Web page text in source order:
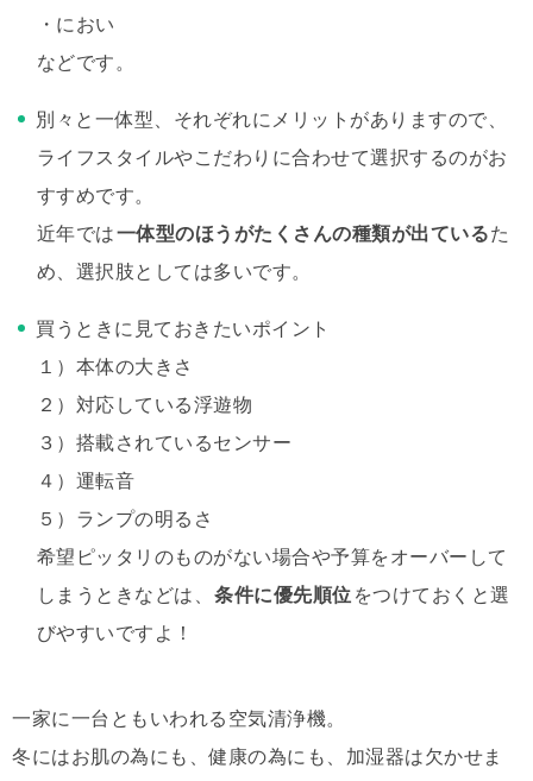
・におい
などです。
別々と一体型、それぞれにメリットがありますので、
ライフスタイルやこだわりに合わせて選択するのがお
すすめです。
近年では一体型のほうがたくさんの種類が出ているた
め、選択肢としては多いです。
買うときに見ておきたいポイント
１）本体の大きさ
２）対応している浮遊物
３）搭載されているセンサー
４）運転音
５）ランプの明るさ
希望ピッタリのものがない場合や予算をオーバーして
しまうときなどは、 条件に優先順位 をつけておくと選
びやすいですよ！
一家に一台ともいわれる空気清浄機。
冬にはお肌の為にも、健康の為にも、加湿器は欠かせま